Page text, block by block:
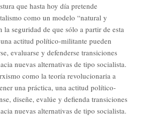
que hasta hoy día pretende
como un modelo “natural y
la seguridad de que sólo a partir de esta
actitud político-militante pueden
evaluarse y defenderse transiciones
nuevas alternativas de tipo socialista.
como la teoría revolucionaria a
una práctica, una actitud político-
diseñe, evalúe y defienda transiciones
nuevas alternativas de tipo socialista.